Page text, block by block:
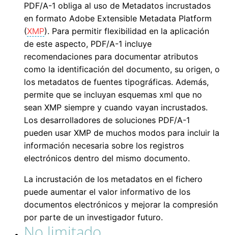
PDF/A-1 obliga al uso de Metadatos incrustados
en formato Adobe Extensible Metadata Platform
(XMP). Para permitir flexibilidad en la aplicación
de este aspecto, PDF/A-1 incluye
recomendaciones para documentar atributos
como la identificación del documento, su origen, o
los metadatos de fuentes tipográficas. Además,
permite que se incluyan esquemas xml que no
sean XMP siempre y cuando vayan incrustados.
Los desarrolladores de soluciones PDF/A-1
pueden usar XMP de muchos modos para incluir la
información necesaria sobre los registros
electrónicos dentro del mismo documento.
La incrustación de los metadatos en el fichero
puede aumentar el valor informativo de los
documentos electrónicos y mejorar la compresión
por parte de un investigador futuro.